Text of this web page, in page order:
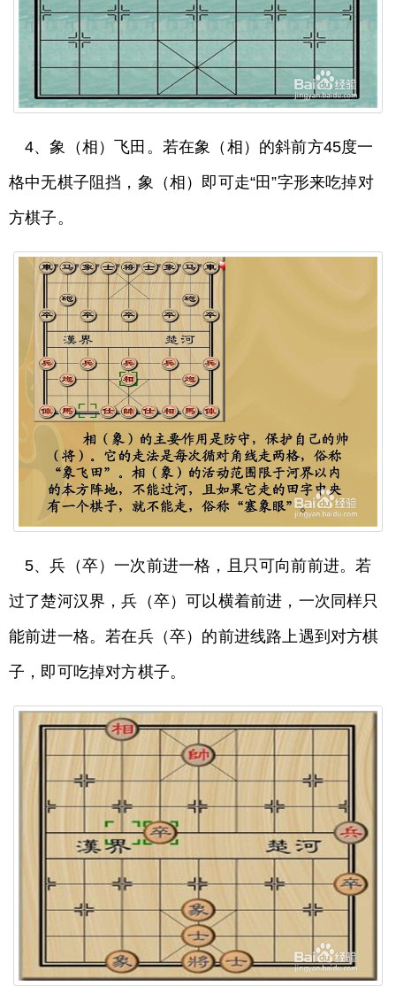
4、象（相）飞田。若在象（相）的斜前方45度一
格中无棋子阻挡，象（相）即可走“田”字形来吃掉对
方棋子。
5、兵（卒）一次前进一格，且只可向前前进。若
过了楚河汉界，兵（卒）可以横着前进，一次同样只
能前进一格。若在兵（卒）的前进线路上遇到对方棋
子，即可吃掉对方棋子。